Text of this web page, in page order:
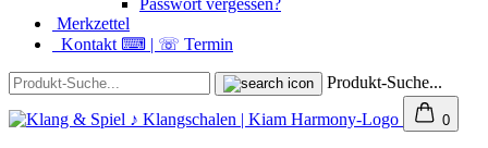
Passwort vergessen?
Merkzettel
Kontakt ⌨ | ☏ Termin
Produkt-Suche...
0